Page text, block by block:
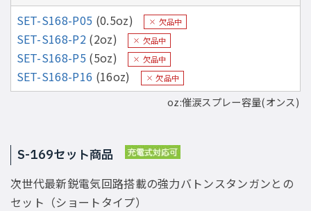
SET-S168-P05 (0.5oz) 欠品中
SET-S168-P2 (2oz) 欠品中
SET-S168-P5 (5oz) 欠品中
SET-S168-P16 (16oz) 欠品中
oz:催涙スプレー容量(オンス)
S-169セット商品
次世代最新鋭電気回路搭載の強力バトンスタンガンとの
セット（ショートタイプ）